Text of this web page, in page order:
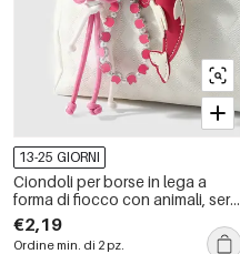
13-25 GIORNI
Ciondoli per borse in lega a
forma di fiocco con animali, serie
Simple, cuore quotidiano.
€2,19
Ordine min. di 2 pz.